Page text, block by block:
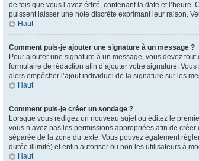
de fois que vous l’avez édité, contenant la date et
puissent laisser une note discrète exprimant leur raison.
Haut
Comment puis-je ajouter une signature à un message ?
Pour ajouter une signature à un message, vous devez
formulaire de rédaction afin d’ajouter votre signature.
alors empêcher l’ajout individuel de la signature sur les
Haut
Comment puis-je créer un sondage ?
Lorsque vous rédigez un nouveau sujet ou éditez le
vous n’avez pas les permissions appropriées afin de
séparée de la zone du texte. Vous pouvez également
durée illimité) et enfin autoriser ou non les utilisateurs à
Haut